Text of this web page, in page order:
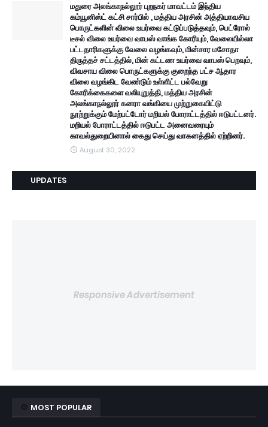
மதுரை அலங்காநல்லூர் புறநகர் மாவட்டம் இந்திய
கம்யூனிஸ்ட் கட்சி சார்பில் , மத்திய அரசின் அத்தியாவசிய
பொருட்களின் விலை உயர்வை கட்டுப்படுத்தவும், பெட்ரோல்
டீசல் விலை உயர்வை வாபஸ் வாங்க கோரியும், வேலையில்லா
பட்டதாரிகளுக்கு வேலை வழங்கவும், மின்சார மசோதா
திருத்தச் சட்டத்தில், மின் கட்டண உயர்வை வாபஸ் பெறவும்,
விவசாய விலை பொருட்களுக்கு குறைந்த பட்ச ஆதார
விலை வழங்கிட வேண்டும் உள்ளிட்ட பல்வேறு
கோரிக்கைகளை வலியுறுத்தி, மத்திய அரசின்
அலங்காநல்லூர் கனரா வங்கியை முற்றுகையிட்டு
நூற்றுக்கும் மேற்பட்டோர் மறியல் போராட்டத்தில் ஈடுபட்டனர்.
மறியல் போராட்டத்தில் ஈடுபட்ட அனைவரையும்
காவல்துறையினால் கைது செய்து வாகனத்தில் ஏற்றினர்.
August 30, 2022
UPDATES
Responsive Advertisement
MOST POPULAR